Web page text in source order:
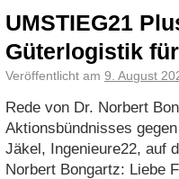
UMSTIEG21
Güterlogistik
Veröffentlicht am 9. August
Rede von Dr. Norbert
Aktionsbündnisses
Jäkel, Ingenieure22, auf
Norbert Bongartz: Liebe